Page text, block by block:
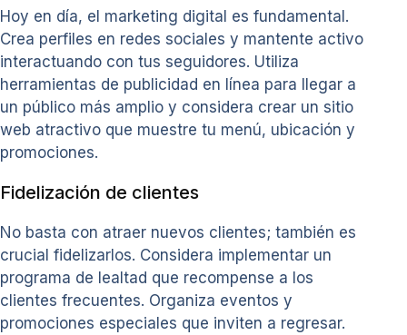
Hoy en día, el marketing digital es fundamental.
Crea perfiles en redes sociales y mantente activo
interactuando con tus seguidores. Utiliza
herramientas de publicidad en línea para llegar a
un público más amplio y considera crear un sitio
web atractivo que muestre tu menú, ubicación y
promociones.
Fidelización de clientes
No basta con atraer nuevos clientes; también es
crucial fidelizarlos. Considera implementar un
programa de lealtad que recompense a los
clientes frecuentes. Organiza eventos y
promociones especiales que inviten a regresar.